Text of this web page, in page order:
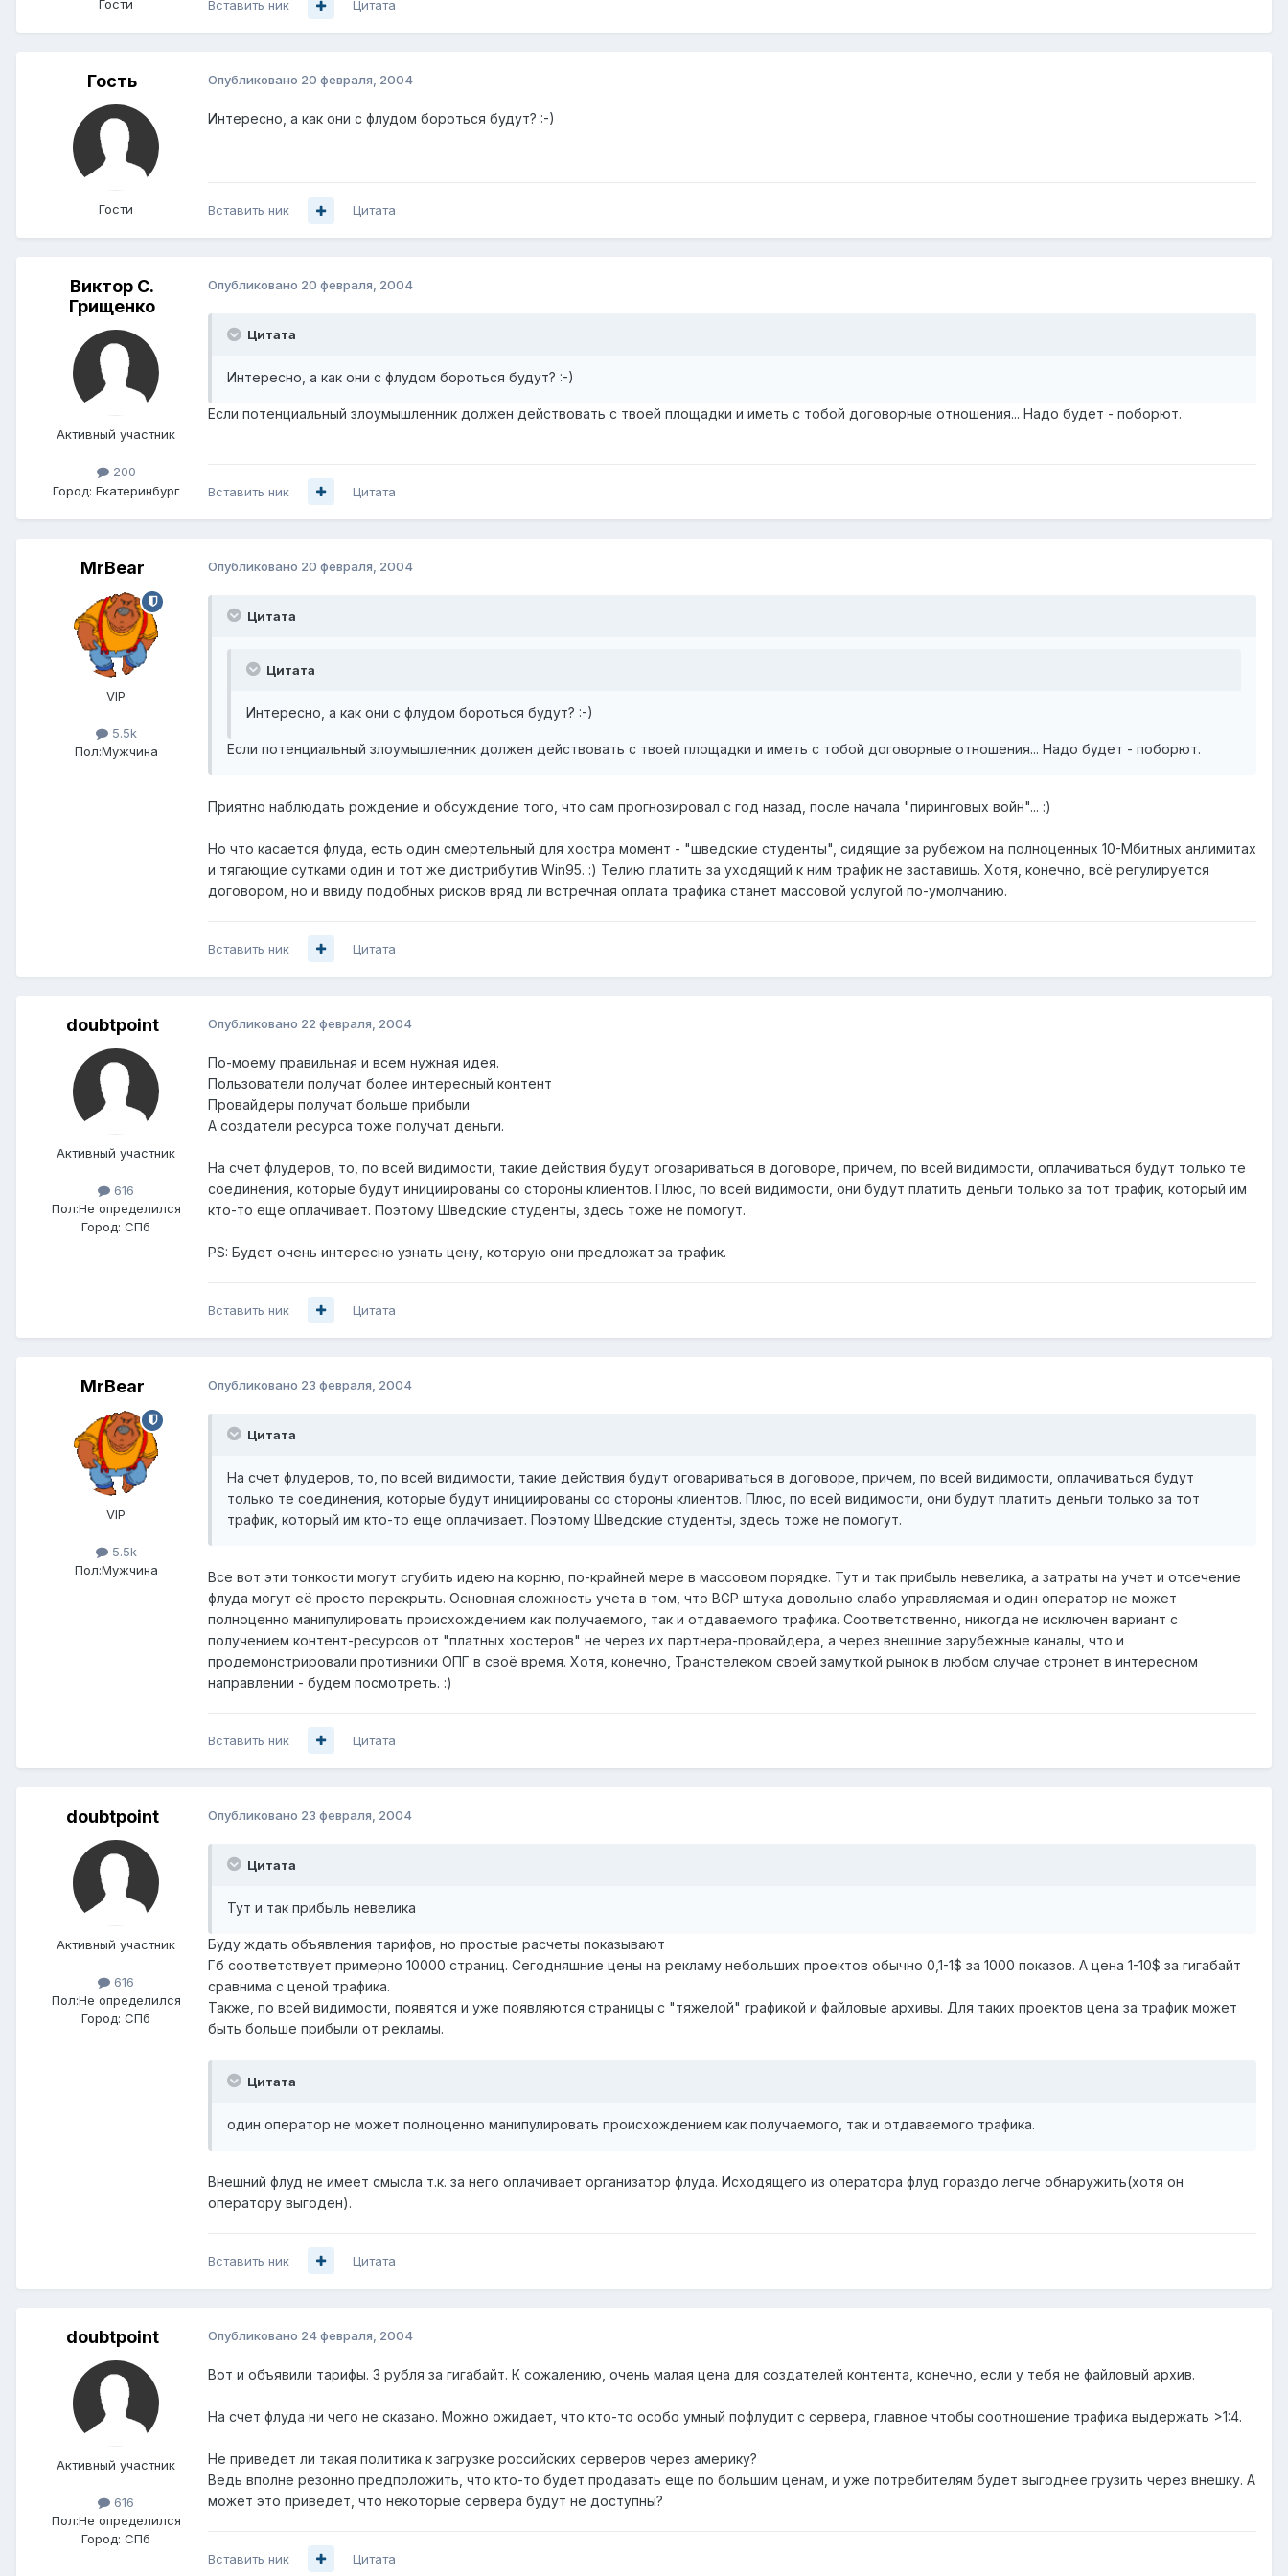
Гости Вставить ник Цитата
Гость
Гости
Опубликовано 20 февраля, 2004
Интересно, а как они с флудом бороться будут? :-)
Вставить ник Цитата
Виктор С.
Грищенко
Активный участник
200
Город: Екатеринбург
Опубликовано 20 февраля, 2004
Цитата
Интересно, а как они с флудом бороться будут? :-)
Если потенциальный злоумышленник должен действовать с твоей площадки и иметь с тобой договорные отношения... Надо будет - поборют.
Вставить ник Цитата
MrBear
VIP
5.5k
Пол:Мужчина
Опубликовано 20 февраля, 2004
Цитата
Цитата
Интересно, а как они с флудом бороться будут? :-)
Если потенциальный злоумышленник должен действовать с твоей площадки и иметь с тобой договорные отношения... Надо будет - поборют.
Приятно наблюдать рождение и обсуждение того, что сам прогнозировал с год назад, после начала "пиринговых войн"... :)
Но что касается флуда, есть один смертельный для хостра момент - "шведские студенты", сидящие за рубежом на полноценных 10-Мбитных анлимитах
и тягающие сутками один и тот же дистрибутив Win95. :) Телию платить за уходящий к ним трафик не заставишь. Хотя, конечно, всё регулируется
договором, но и ввиду подобных рисков вряд ли встречная оплата трафика станет массовой услугой по-умолчанию.
Вставить ник Цитата
doubtpoint
Активный участник
616
Пол:Не определился
Город: СПб
Опубликовано 22 февраля, 2004
По-моему правильная и всем нужная идея.
Пользователи получат более интересный контент
Провайдеры получат больше прибыли
А создатели ресурса тоже получат деньги.
На счет флудеров, то, по всей видимости, такие действия будут оговариваться в договоре, причем, по всей видимости, оплачиваться будут только те
соединения, которые будут инициированы со стороны клиентов. Плюс, по всей видимости, они будут платить деньги только за тот трафик, который им
кто-то еще оплачивает. Поэтому Шведские студенты, здесь тоже не помогут.
PS: Будет очень интересно узнать цену, которую они предложат за трафик.
Вставить ник Цитата
MrBear
VIP
5.5k
Пол:Мужчина
Опубликовано 23 февраля, 2004
Цитата
На счет флудеров, то, по всей видимости, такие действия будут оговариваться в договоре, причем, по всей видимости, оплачиваться будут
только те соединения, которые будут инициированы со стороны клиентов. Плюс, по всей видимости, они будут платить деньги только за тот
трафик, который им кто-то еще оплачивает. Поэтому Шведские студенты, здесь тоже не помогут.
Все вот эти тонкости могут сгубить идею на корню, по-крайней мере в массовом порядке. Тут и так прибыль невелика, а затраты на учет и отсечение
флуда могут её просто перекрыть. Основная сложность учета в том, что BGP штука довольно слабо управляемая и один оператор не может
полноценно манипулировать происхождением как получаемого, так и отдаваемого трафика. Соответственно, никогда не исключен вариант с
получением контент-ресурсов от "платных хостеров" не через их партнера-провайдера, а через внешние зарубежные каналы, что и
продемонстрировали противники ОПГ в своё время. Хотя, конечно, Транстелеком своей замуткой рынок в любом случае стронет в интересном
направлении - будем посмотреть. :)
Вставить ник Цитата
doubtpoint
Активный участник
616
Пол:Не определился
Город: СПб
Опубликовано 23 февраля, 2004
Цитата
Тут и так прибыль невелика
Буду ждать объявления тарифов, но простые расчеты показывают
Гб соответствует примерно 10000 страниц. Сегодняшние цены на рекламу небольших проектов обычно 0,1-1$ за 1000 показов. А цена 1-10$ за гигабайт
сравнима с ценой трафика.
Также, по всей видимости, появятся и уже появляются страницы с "тяжелой" графикой и файловые архивы. Для таких проектов цена за трафик может
быть больше прибыли от рекламы.
Цитата
один оператор не может полноценно манипулировать происхождением как получаемого, так и отдаваемого трафика.
Внешний флуд не имеет смысла т.к. за него оплачивает организатор флуда. Исходящего из оператора флуд гораздо легче обнаружить(хотя он
оператору выгоден).
Вставить ник Цитата
doubtpoint
Активный участник
616
Пол:Не определился
Город: СПб
Опубликовано 24 февраля, 2004
Вот и объявили тарифы. 3 рубля за гигабайт. К сожалению, очень малая цена для создателей контента, конечно, если у тебя не файловый архив.
На счет флуда ни чего не сказано. Можно ожидает, что кто-то особо умный пофлудит с сервера, главное чтобы соотношение трафика выдержать >1:4.
Не приведет ли такая политика к загрузке российских серверов через америку?
Ведь вполне резонно предположить, что кто-то будет продавать еще по большим ценам, и уже потребителям будет выгоднее грузить через внешку. А
может это приведет, что некоторые сервера будут не доступны?
Вставить ник Цитата